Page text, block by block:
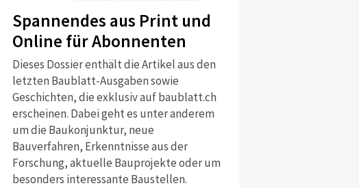
Spannendes aus Print und
Online für Abonnenten
Dieses Dossier enthält die Artikel aus den
letzten Baublatt-Ausgaben sowie
Geschichten, die exklusiv auf baublatt.ch
erscheinen. Dabei geht es unter anderem
um die Baukonjunktur, neue
Bauverfahren, Erkenntnisse aus der
Forschung, aktuelle Bauprojekte oder um
besonders interessante Baustellen.